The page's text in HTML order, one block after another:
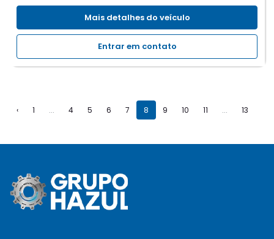
Mais detalhes do veículo
Entrar em contato
‹ 1 ... 4 5 6 7 8 9 10 11 ... 13